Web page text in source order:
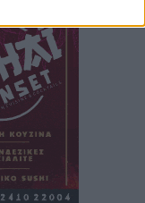
περιπατητή
αν είναι
την παράσυρσή